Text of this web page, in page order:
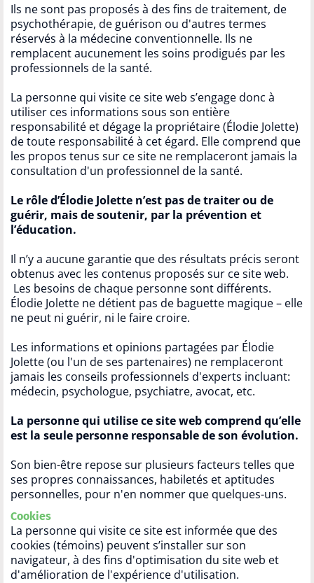
Ils ne sont pas proposés à des fins de traitement, de
psychothérapie, de guérison ou d'autres termes
réservés à la médecine conventionnelle. Ils ne
remplacent aucunement les soins prodigués par les
professionnels de la santé.
La personne qui visite ce site web s’engage donc à
utiliser ces informations sous son entière
responsabilité et dégage la propriétaire (Élodie Jolette)
de toute responsabilité à cet égard. Elle comprend que
les propos tenus sur ce site ne remplaceront jamais la
consultation d'un professionnel de la santé.
Le rôle d’Élodie Jolette n’est pas de traiter ou de
guérir, mais de soutenir, par la prévention et
l’éducation.
Il n’y a aucune garantie que des résultats précis seront
obtenus avec les contenus proposés sur ce site web.
Les besoins de chaque personne sont différents.
Élodie Jolette ne détient pas de baguette magique – elle
ne peut ni guérir, ni le faire croire.
Les informations et opinions partagées par Élodie
Jolette (ou l'un de ses partenaires) ne remplaceront
jamais les conseils professionnels d'experts incluant:
médecin, psychologue, psychiatre, avocat, etc.
La personne qui utilise ce site web comprend qu’elle
est la seule personne responsable de son évolution.
Son bien-être repose sur plusieurs facteurs telles que
ses propres connaissances, habiletés et aptitudes
personnelles, pour n'en nommer que quelques-uns.
Cookies
La personne qui visite ce site est informée que des
cookies (témoins) peuvent s’installer sur son
navigateur, à des fins d'optimisation du site web et
d'amélioration de l'expérience d'utilisation.